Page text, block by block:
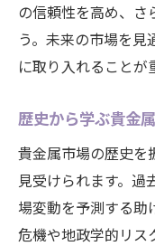
の信頼性を高め、さ
う。未来の市場を
に取り入れることが
歴史から学ぶ貴金
貴金属市場の歴史を
見受けられます。過
場変動を予測する助
危機や地政学的リス